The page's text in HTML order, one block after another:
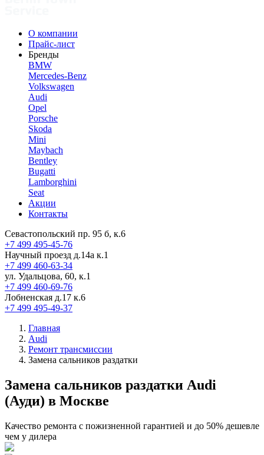
О компании
Прайс-лист
Бренды
BMW
Mercedes-Benz
Volkswagen
Audi
Opel
Porsche
Skoda
Mini
Maybach
Bentley
Bugatti
Lamborghini
Seat
Акции
Контакты
Севастопольский пр. 95 б, к.6
+7 499 495-45-76
Научный проезд д.14а к.1
+7 499 460-63-34
ул. Удальцова, 60, к.1
+7 499 460-69-76
Лобненская д.17 к.6
+7 499 495-49-37
Главная
Audi
Ремонт трансмиссии
Замена сальников раздатки
Замена сальников раздатки Audi
(Ауди) в Москве
Качество ремонта с пожизненной гарантией и до 50% дешевле
чем у дилера